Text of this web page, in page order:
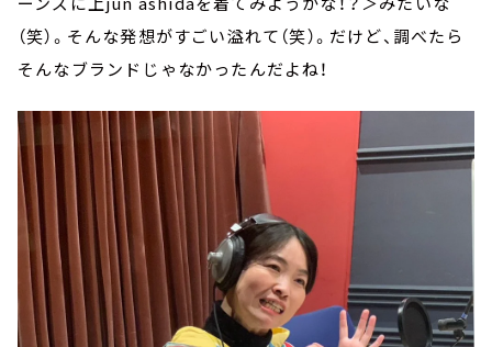
（笑）。そんな発想がすごい溢れて（笑）。だけど、調べたら
そんなブランドじゃなかったんだよね！